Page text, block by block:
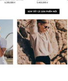
CHI TIẾT
XEM THỰC TẾ